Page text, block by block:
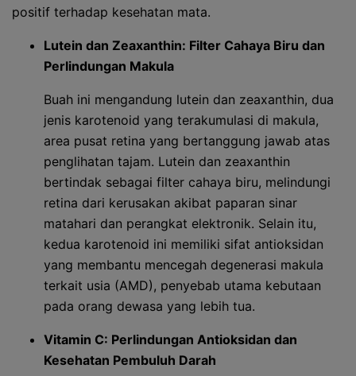
positif terhadap kesehatan mata.
Lutein dan Zeaxanthin: Filter Cahaya Biru dan
Perlindungan Makula
Buah ini mengandung lutein dan zeaxanthin, dua
jenis karotenoid yang terakumulasi di makula,
area pusat retina yang bertanggung jawab atas
penglihatan tajam. Lutein dan zeaxanthin
bertindak sebagai filter cahaya biru, melindungi
retina dari kerusakan akibat paparan sinar
matahari dan perangkat elektronik. Selain itu,
kedua karotenoid ini memiliki sifat antioksidan
yang membantu mencegah degenerasi makula
terkait usia (AMD), penyebab utama kebutaan
pada orang dewasa yang lebih tua.
Vitamin C: Perlindungan Antioksidan dan
Kesehatan Pembuluh Darah